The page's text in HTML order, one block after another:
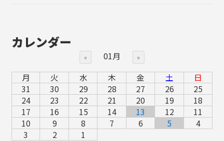
カレンダー
« 01月 »
月 火 水 木 金 土
日
31
30 29 28 27 26
25
24
23 22 21 20 19
18
17
16 15 14 13 12
11
10
9 8 7 6 5
4
3
2 1